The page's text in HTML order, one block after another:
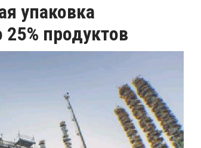
упаковка
продуктов